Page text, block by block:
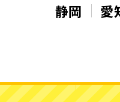
静岡 愛